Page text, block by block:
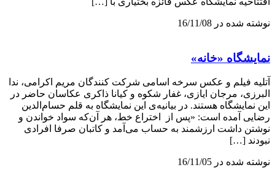
نوشته شده در 16/11/08
نمایشگاه «خانه»
آتلیه فیلم و عکس سرخه اسامی شرکت کنندگان مریم اکرامی، ندا
البرزی، مرجان ایازی، غفار شکوه و کیانا ذاکری عکاسان حاضر در
این نمایشگاه هستند. در بیانیه‌ی این نمایشگاه به قلم حسام‌الدین
رضایی آمده است: «پس از اختراع خط، هر آن‌که سواد خواندن و
نوشتن داشت ارزشمند به حساب می‌آمد و کاتبان صرفا افرادی
نبودند […]
نوشته شده در 16/11/05